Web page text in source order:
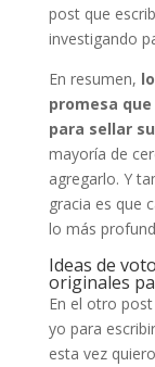
post que
investigando
En resumen,
promesa
para sellar
mayoría de
agregarlo. Y
gracia es que
lo más
Ideas de
originales
En el otro
yo para
esta vez